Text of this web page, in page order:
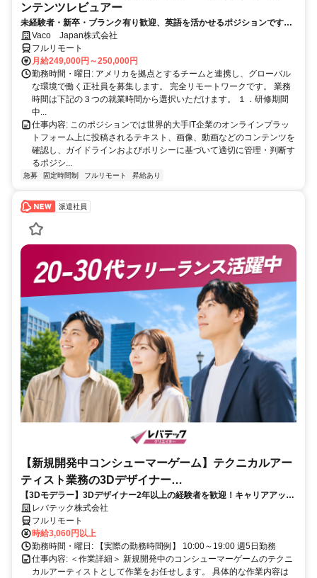
ンテンツレビュアー
未経験者・新卒・ブランク有り歓迎、英語を活かせるポジションです。
完全リモート
Vaco Japan株式会社
フルリモート
月給249,000円～250,000円
勤務時間・曜日: アメリカを拠点とするチームと連携し、グローバル
な環境で働く正社員を募集します。 完全リモートワークです。 業務
時間は下記の３つの就業時間から選択いただけます。 １．研修期間
中...
仕事内容: このポジションでは世界的大手IT企業のオンラインプラッ
トフォーム上に投稿されるテキスト、画像、動画などのコンテンツを
確認し、ガイドラインおよびポリシーに基づいて適切に管理・判断す
るポジシ...
急募 固定時間制 フルリモート 昇給あり
派遣社員
【新規開発中コンシューマーゲーム】テクニカルアー
ティスト業務の3Dデザイナー
_LTCR547867_CP_CRG
【3Dモデラー】3Dデザイナー2年以上の経験者を歓迎！キャリアアップ
を目指したい方も大歓迎♪
レバテック株式会社
フルリモート
時給3,060円以上
勤務時間・曜日: 【実際の勤務時間例】 10:00～19:00 週5日勤務
仕事内容: ＜作業詳細＞ 新規開発中のコンシューマーゲームのテクニ
カルアーティストとして作業をお任せします。 具体的な作業内容は